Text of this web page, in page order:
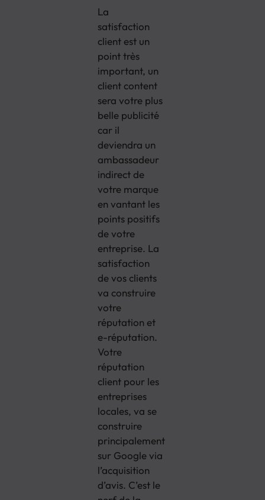
La
satisfaction
client est un
point très
important, un
client content
sera votre plus
belle publicité
car il
deviendra un
ambassadeur
indirect de
votre marque
en vantant les
points positifs
de votre
entreprise. La
satisfaction
de vos clients
va construire
votre
réputation et
e-réputation.
Votre
réputation
client pour les
entreprises
locales, va se
construire
principalement
sur Google via
l’acquisition
d’avis. C’est le